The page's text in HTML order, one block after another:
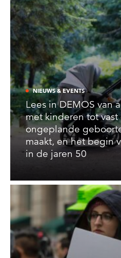
NIEUWS & EVENTS
Lees in DEMOS van
met kinderen tot vast
ongeplande
maakt, en het begin
in de jaren 50